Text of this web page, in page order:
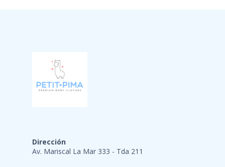
Dirección
Av. Mariscal La Mar 333 - Tda 211